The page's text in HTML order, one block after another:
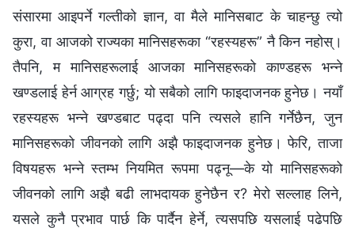
संसारमा आइपर्ने गल्तीको ज्ञान, वा मैले मानिसबाट के चाहन्छु त्यो
कुरा, वा आजको राज्यका मानिसहरूका “रहस्यहरू” नै किन नहोस्।
तैपनि, म मानिसहरूलाई आजका मानिसहरूको काण्डहरू भन्‍ने
खण्डलाई हेर्न आग्रह गर्छु; यो सबैको लागि फाइदाजनक हुनेछ। नयाँ
रहस्यहरू भन्‍ने खण्डबाट पढ्दा पनि त्यसले हानि गर्नेछैन, जुन
मानिसहरूको जीवनको लागि अझै फाइदाजनक हुनेछ। फेरि, ताजा
विषयहरू भन्‍ने स्तम्‍भ नियमित रूपमा पढ्नू—के यो मानिसहरूको
जीवनको लागि अझै बढी लाभदायक हुनेछैन र? मेरो सल्‍लाह लिने,
यसले कुनै प्रभाव पार्छ कि पार्दैन हेर्ने, त्यसपछि यसलाई पढेपछि